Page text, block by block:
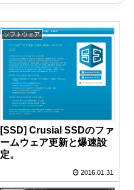
ソフトウェア
[SSD] Crusial SSDのファ
ームウェア更新と爆速設
定。
2016.01.31